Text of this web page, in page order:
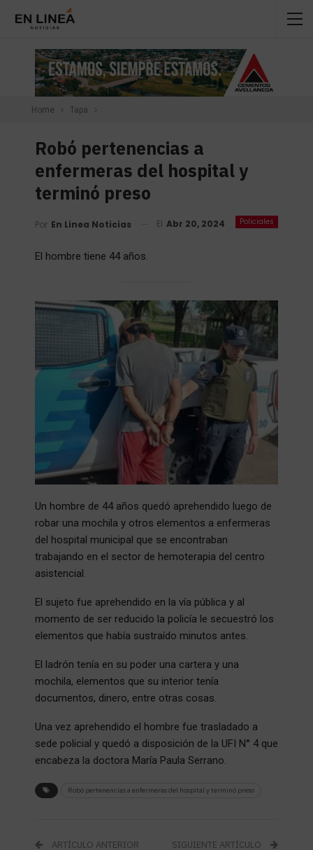
Home Tapa
Robó pertenencias a
enfermeras del hospital y
terminó preso
Policiales
Por En Linea Noticias El Abr 20, 2024
El hombre tiene 44 años.
Un hombre de 44 años quedó aprehendido luego de
robar una mochila y otros elementos a enfermeras
del hospital municipal que se encontraban
trabajando en el sector de hemoterapia del centro
asistencial.
El sujeto fue aprehendido en la vía pública y al
momento de ser reducido la policía le secuestró los
elementos que había sustraído minutos antes.
El ladrón tenía en su poder una cartera y una
mochila, elementos que su interior tenía
documentos, dinero, entre otras cosas.
Una vez aprehendido el hombre fue trasladado a
sede policial y quedó a disposición de la UFI N° 4 que
encabeza la doctora María Paula Serrano.
Robó pertenencias a enfermeras del hospital y terminó preso
ARTÍCULO ANTERIOR SIGUIENTE ARTÍCULO